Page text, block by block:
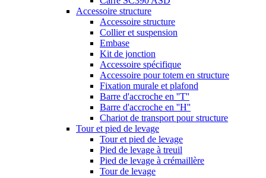
Accessoire structure
Accessoire structure
Collier et suspension
Embase
Kit de jonction
Accessoire spécifique
Accessoire pour totem en structure
Fixation murale et plafond
Barre d'accroche en ''T''
Barre d'accroche en ''H''
Chariot de transport pour structure
Tour et pied de levage
Tour et pied de levage
Pied de levage à treuil
Pied de levage à crémaillère
Tour de levage